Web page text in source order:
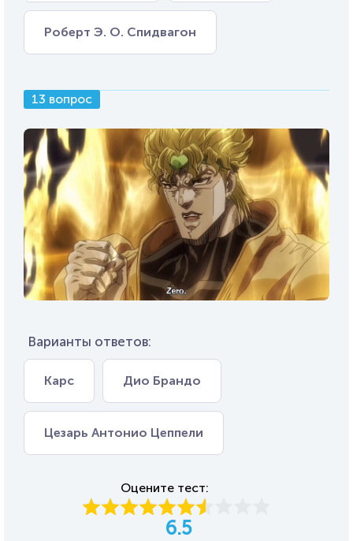
Роберт Э. О. Спидвагон
13 вопрос
Варианты ответов:
Карс Дио Брандо
Цезарь Антонио Цеппели
Оцените тест:
6.5